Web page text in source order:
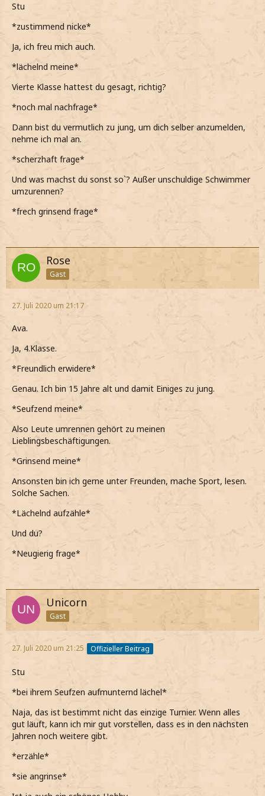
Stu
*zustimmend nicke*
Ja, ich freu mich auch.
*lächelnd meine*
Vierte Klasse hattest du gesagt, richtig?
*noch mal nachfrage*
Dann bist du vermutlich zu jung, um dich selber anzumelden,
nehme ich mal an.
*scherzhaft frage*
Und was machst du sonst so`? Außer unschuldige Schwimmer
umzurennen?
*frech grinsend frage*
Rose
Gast
27. Juli 2020 um 21:17
Ava.
Ja, 4.Klasse.
*Freundlich erwidere*
Genau. Ich bin 15 Jahre alt und damit Einiges zu jung.
*Seufzend meine*
Also Leute umrennen gehört zu meinen
Lieblingsbeschäftigungen.
*Grinsend meine*
Ansonsten bin ich gerne unter Freunden, mache Sport, lesen.
Solche Sachen.
*Lächelnd aufzähle*
Und du?
*Neugierig frage*
Unicorn
Gast
27. Juli 2020 um 21:25 Offizieller Beitrag
Stu
*bei ihrem Seufzen aufmunternd lächel*
Naja, das ist bestimmt nicht das einzige Turnier. Wenn alles
gut läuft, kann ich mir gut vorstellen, dass es in den nächsten
Jahren noch weitere gibt.
*erzähle*
*sie angrinse*